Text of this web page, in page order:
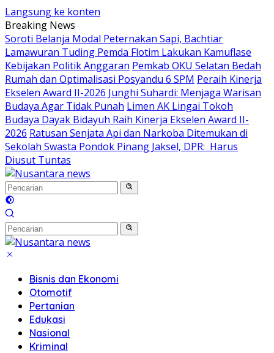
Langsung ke konten
Breaking News
Soroti Belanja Modal Peternakan Sapi, Bachtiar
Lamawuran Tuding Pemda Flotim Lakukan Kamuflase
Kebijakan Politik Anggaran Pemkab OKU Selatan Bedah
Rumah dan Optimalisasi Posyandu 6 SPM Peraih Kinerja
Ekselen Award II-2026 Junghi Suhardi: Menjaga Warisan
Budaya Agar Tidak Punah Limen AK Lingai Tokoh
Budaya Dayak Bidayuh Raih Kinerja Ekselen Award II-
2026 Ratusan Senjata Api dan Narkoba Ditemukan di
Sekolah Swasta Pondok Pinang Jaksel, DPR: Harus
Diusut Tuntas
Bisnis dan Ekonomi
Otomotif
Pertanian
Edukasi
Nasional
Kriminal